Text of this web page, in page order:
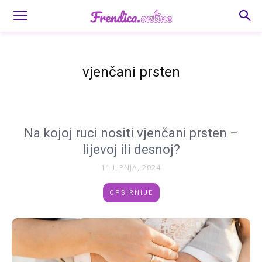
vjenčani prsten
Na kojoj ruci nositi vjenčani prsten –
lijevoj ili desnoj?
11 LIPNJA, 2024
OPŠIRNIJE